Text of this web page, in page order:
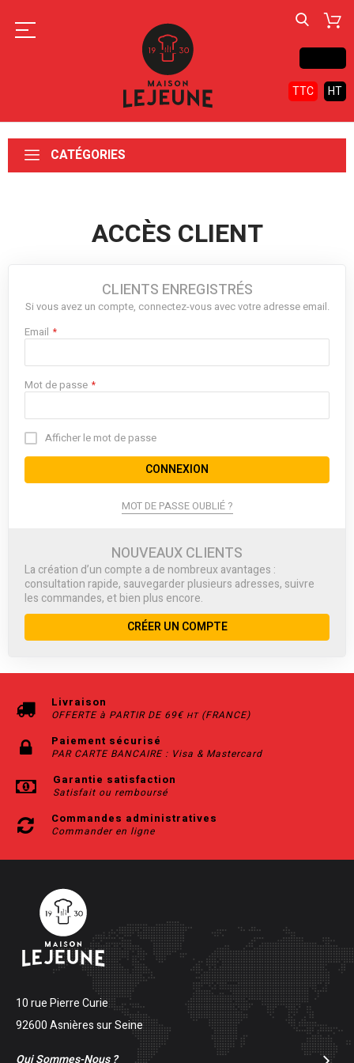
TTC HT
CATÉGORIES
ACCÈS CLIENT
CLIENTS ENREGISTRÉS
Si vous avez un compte, connectez-vous avec votre adresse email.
Email
Mot de passe
Afficher le mot de passe
CONNEXION
MOT DE PASSE OUBLIÉ ?
NOUVEAUX CLIENTS
La création d’un compte a de nombreux avantages :
consultation rapide, sauvegarder plusieurs adresses, suivre
les commandes, et bien plus encore.
CRÉER UN COMPTE
Livraison
OFFERTE à PARTIR DE 69€ HT(FRANCE)
Paiement sécurisé
PAR CARTE BANCAIRE : Visa & Mastercard
Garantie satisfaction
Satisfait ou remboursé
Commandes administratives
Commander en ligne
10 rue Pierre Curie
92600 Asnières sur Seine
Qui Sommes-Nous ?